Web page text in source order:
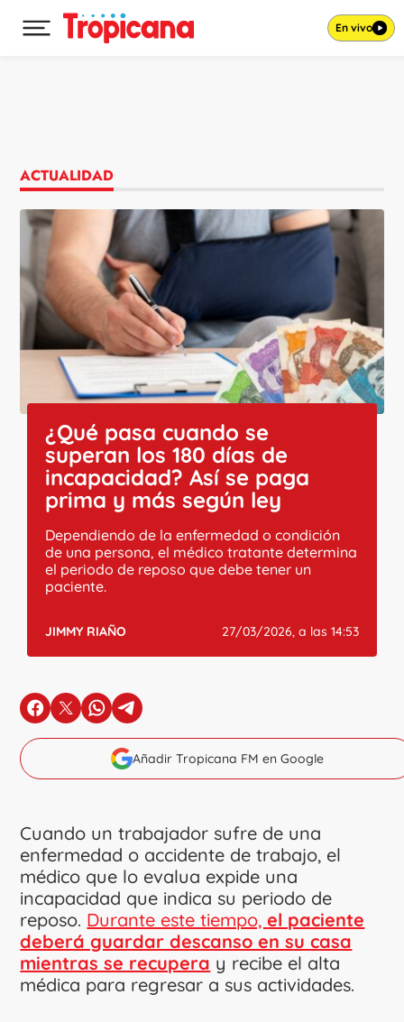
Desplegar menú principal En vivo
ACTUALIDAD
¿Qué pasa cuando se
superan los 180 días de
incapacidad? Así se paga
prima y más según ley
Dependiendo de la enfermedad o condición
de una persona, el médico tratante determina
el periodo de reposo que debe tener un
paciente.
JIMMY RIAÑO 27/03/2026, a las 14:53
en Facebook
en Xen Whatsapp
en Telegram
Añadir Tropicana FM en Google
Cuando un trabajador sufre de una
enfermedad o accidente de trabajo, el
médico que lo evalua expide una
incapacidad que indica su periodo de
reposo. Durante este tiempo,el paciente
deberá guardar descanso en su casa
mientras se recupera y recibe el alta
médica para regresar a sus actividades.